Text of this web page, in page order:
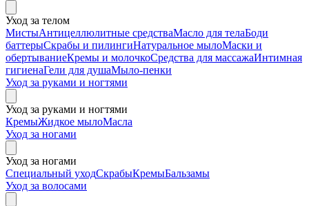
Уход за телом
МистыАнтицеллюлитные средстваМасло для телаБоди
баттерыСкрабы и пилингиНатуральное мылоМаски и
обертываниеКремы и молочкоСредства для массажаИнтимная
гигиенаГели для душаМыло-пенки
Уход за руками и ногтями
Уход за руками и ногтями
КремыЖидкое мылоМасла
Уход за ногами
Уход за ногами
Специальный уходСкрабыКремыБальзамы
Уход за волосами